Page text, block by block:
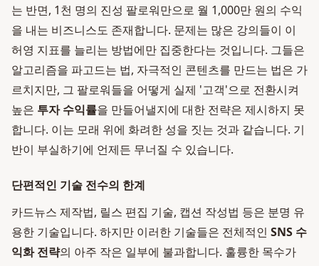
는 반면, 1천 명의 진성 팔로워만으로 월 1,000만 원의 수익
을 내는 비즈니스도 존재합니다. 문제는 많은 강의들이 이
허영 지표를 늘리는 방법에만 집중한다는 것입니다. 그들은
알고리즘을 파고드는 법, 자극적인 콘텐츠를 만드는 법은 가
르치지만, 그 팔로워들을 어떻게 실제 '고객'으로 전환시켜
높은 투자 수익률을 만들어낼지에 대한 전략은 제시하지 못
합니다. 이는 모래 위에 화려한 성을 짓는 것과 같습니다. 기
반이 부실하기에 언제든 무너질 수 있습니다.
단편적인 기술 전수의 한계
카드뉴스 제작법, 릴스 편집 기술, 캡션 작성법 등은 분명 유
용한 기술입니다. 하지만 이러한 기술들은 전체적인 SNS 수
익화 전략의 아주 작은 일부에 불과합니다. 훌륭한 목수가